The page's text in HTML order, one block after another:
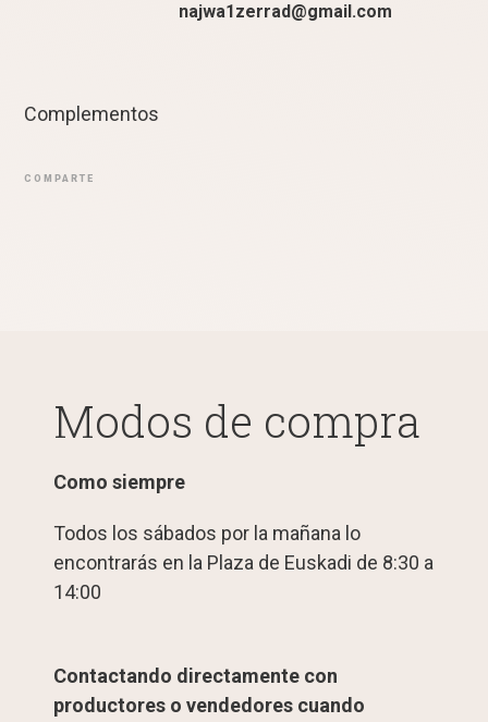
najwa1zerrad@gmail.com
Complementos
COMPARTE
Modos de compra
Como siempre
Todos los sábados por la mañana lo
encontrarás en la Plaza de Euskadi de 8:30 a
14:00
Contactando directamente con
productores o vendedores cuando